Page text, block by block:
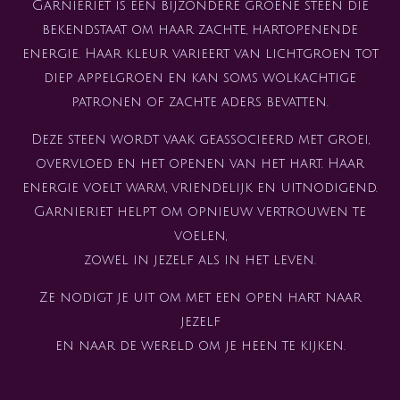
Garnieriet is een bijzondere groene steen die
bekendstaat om haar zachte, hartopenende
energie. Haar kleur varieert van lichtgroen tot
diep appelgroen en kan soms wolkachtige
patronen of zachte aders bevatten.
Deze steen wordt vaak geassocieerd met groei,
overvloed en het openen van het hart. Haar
energie voelt warm, vriendelijk en uitnodigend.
Garnieriet helpt om opnieuw vertrouwen te
voelen,
zowel in jezelf als in het leven.
Ze nodigt je uit om met een open hart naar
jezelf
en naar de wereld om je heen te kijken.